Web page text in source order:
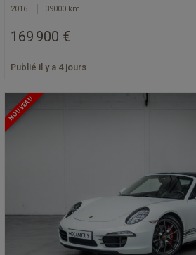
2016 39000 km
169 900 €
Publié il y a 4 jours
NOUVEAU